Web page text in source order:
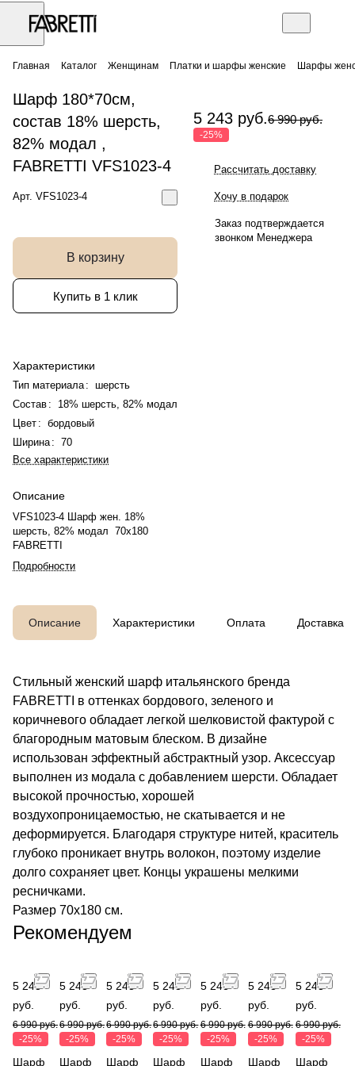
Главная Каталог Женщинам Платки и шарфы женские Шарфы
Шарф 180*70см,
состав 18% шерсть,
82% модал ,
FABRETTI VFS1023-4
Арт. VFS1023-4
В корзину
Купить в 1 клик
Характеристики
Тип материала : шерсть
Состав :
18% шерсть, 82% модал
Цвет : бордовый
Ширина : 70
Все характеристики
Описание
VFS1023-4 Шарф жен. 18%
шерсть, 82% модал 70x180
FABRETTI
Подробности
5 243 руб.6 990 руб.
-25%
Рассчитать доставку
Хочу в подарок
Заказ подтверждается
звонком Менеджера
Описание Характеристики Оплата Доставка
Стильный женский шарф итальянского бренда
FABRETTI в оттенках бордового, зеленого и
коричневого обладает легкой шелковистой фактурой с
благородным матовым блеском. В дизайне
использован эффектный абстрактный узор. Аксессуар
выполнен из модала с добавлением шерсти. Обладает
высокой прочностью, хорошей
воздухопроницаемостью, не скатывается и не
деформируется. Благодаря структуре нитей, краситель
глубоко проникает внутрь волокон, поэтому изделие
долго сохраняет цвет. Концы украшены мелкими
ресничками.
Размер 70х180 см.
Рекомендуем
5 243
руб.
6 990 руб.
-25%
Шарф
5 243
руб.
6 990 руб.
-25%
Шарф
5 243
руб.
6 990 руб.
-25%
Шарф
5 243
руб.
6 990 руб.
-25%
Шарф
5 243
руб.
6 990 руб.
-25%
Шарф
5 243
руб.
6 990 руб.
-25%
Шарф
5 243
руб.
6 990 руб.
-25%
Шарф